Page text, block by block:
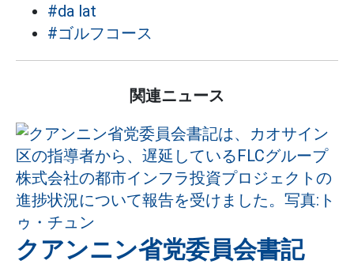
#da lat
#ゴルフコース
関連ニュース
クアンニン省党委員会書記